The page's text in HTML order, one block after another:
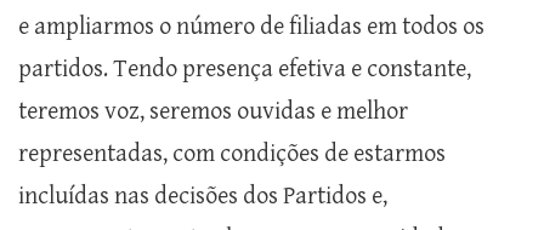
e ampliarmos o número de filiadas em todos os
partidos. Tendo presença efetiva e constante,
teremos voz, seremos ouvidas e melhor
representadas, com condições de estarmos
incluídas nas decisões dos Partidos e,